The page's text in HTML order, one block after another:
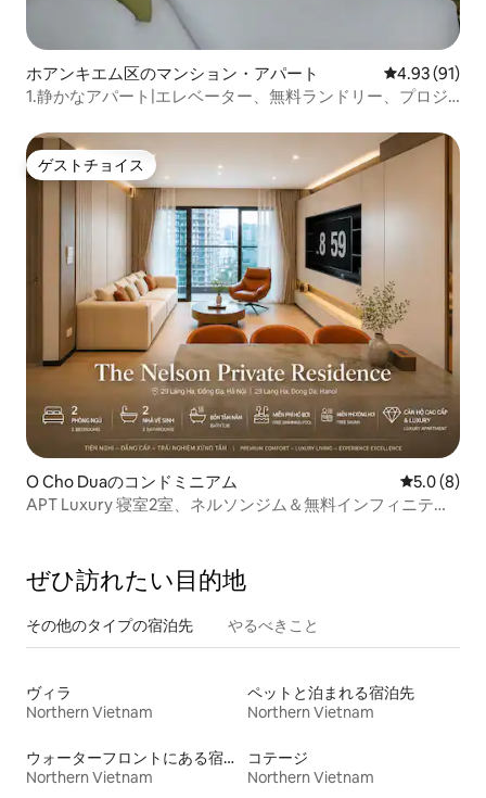
ホアンキエム区のマンション・アパート レビュー91
4.93 (91)
1.静かなアパート|エレベーター、無料ランドリー、プロジ
ゲストチョイス
ゲストチョイス
O Cho Duaのコンドミニアム レビュー8
5.0 (8)
APT Luxury 寝室2室、ネルソンジム＆無料インフィニティ
ぜひ訪⁠れ⁠た⁠い目⁠的⁠地
その他のタ⁠イ⁠プ⁠の宿⁠泊⁠先 やるべきこと
ヴィラ
Northern Vietnam
ペットと泊まれる宿泊先
Northern Vietnam
ウォーターフロントにある宿泊施設
Northern Vietnam
コテージ
Northern Vietnam